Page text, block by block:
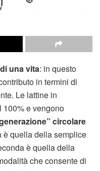
una vita: in questo
in termini di
Le lattine in
e vengono
circolare
è quella della semplice
è quella della
che consente di